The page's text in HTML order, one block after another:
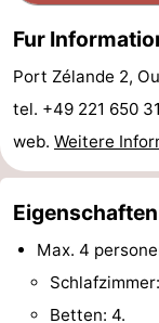
’t
Hof
van
Haamstede
Hotels
Zimmer
(mit
Frühstück)
Lastminutes
Strand
Sehen
Fur
Port Zélande 2,
tel. +49 221 650
web. Weitere
Max. 4
Betten: 4.